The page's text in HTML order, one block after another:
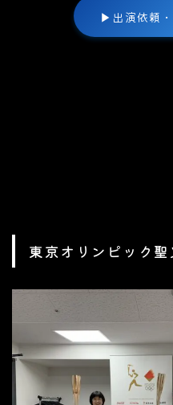
▶ 出演依頼
東京オリンピック聖